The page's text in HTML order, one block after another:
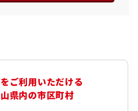
ご利用いただける
県内の市区町村